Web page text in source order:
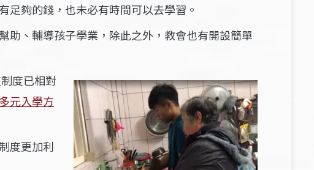
足夠的錢，也未必有時間可以去學習。
助、輔導孩子學業，除此之外，教會也有開設簡單
度已相對
元入學方
度更加利